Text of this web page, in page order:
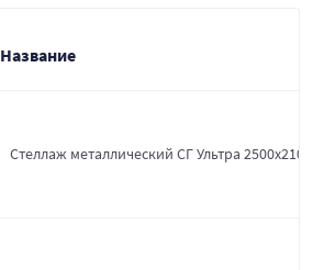
Название
Стеллаж металлический СГ Ультра